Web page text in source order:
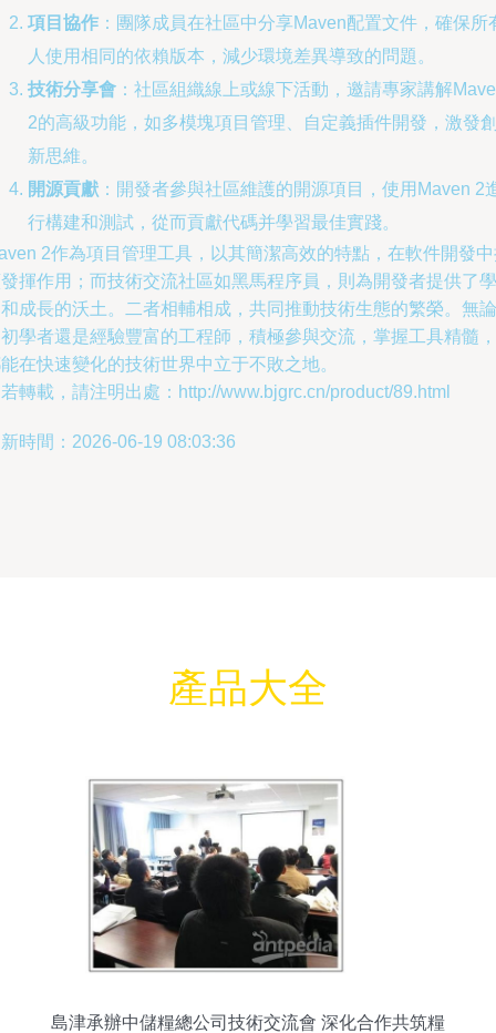
項目協作 ：團隊成員在社區中分享Maven配置文件，確保所
人使用相同的依賴版本，減少環境差異導致的問題。
技術分享會 ：社區組織線上或線下活動，邀請專家講解
2的高級功能，如多模塊項目管理、自定義插件開發，激發
新思維。
開源貢獻 ：開發者參與社區維護的開源項目，使用Maven 2
行構建和測試，從而貢獻代碼并學習最佳實踐。
2作為項目管理工具，以其簡潔高效的特點，在軟件開發
揮作用；而技術交流社區如黑馬程序員，則為開發者提供了學
成長的沃土。二者相輔相成，共同推動技術生態的繁榮。無論
學者還是經驗豐富的工程師，積極參與交流，掌握工具精髓，
在快速變化的技術世界中立于不敗之地。
轉載，請注明出處：http://www.bjgrc.cn/product/89.html
時間：2026-06-19 08:03:36
產品大全
島津承辦中儲糧總公司技術交流會 深化合作共筑糧